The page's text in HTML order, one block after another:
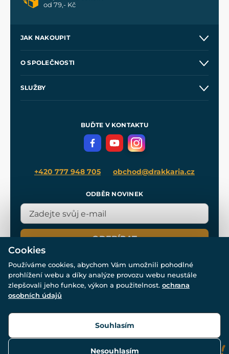
od 79,- Kč
JAK NAKOUPIT
Velkoobchod
O SPOLEČNOSTI
SLUŽBY
Meče pro Kingdom Come
BUĎTE V KONTAKTU
+420 777 948 705 obchod@drakkaria.cz
ODBĚR NOVINEK
ODEBÍRAT
© Všechna práva vyhrazena. www.drakkaria.cz 2007-2026.
Cookies
Používáme cookies, abychom Vám umožnili pohodlné
prohlížení webu a díky analýze provozu webu neustále
zlepšovali jeho funkce, výkon a použitelnost. ochrana
osobních údajů
Nesouhlasím
Souhlasím